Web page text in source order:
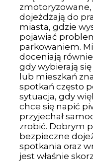
dojeżdżają do
miasta, gdzie
pojawiać
parkowaniem.
doceniają
gdy wybierają
lub mieszkań
spotkań często
sytuacja, gdy
chce się napić
przyjechał
zrobić. Dobrym
bezpieczne
spotkania oraz
jest właśnie